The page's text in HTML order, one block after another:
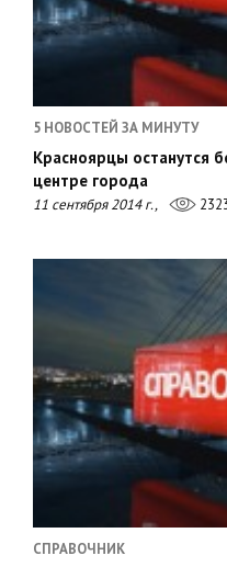
5 НОВОСТЕЙ ЗА МИНУТУ
Красноярцы останутся
центре города
11 сентября 2014 г.,
СПРАВОЧНИК